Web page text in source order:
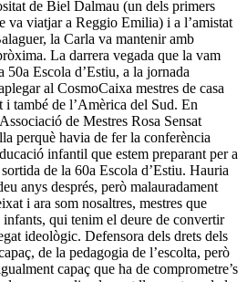
de Biel Dalmau (un dels primers
va viat­jar a Reggio Emilia) i a l’amistat
la Carla va mantenir amb
La darrera vegada que la vam
50a Escola d’Estiu, a la jornada
al CosmoCaixa mestres de casa
i també de l’Amèrica del Sud. En
de Mestres Rosa Sensat
perquè havia de fer la conferència
infantil que estem preparant per a
de la 60a Escola d’Estiu. Hauria
anys després, però malauradament
i ara som nosaltres, mestres que
infants, qui tenim el deure de convertir
ideològic. Defensora dels drets dels
de la pedagogia de l’escolta, però
capaç que ha de comprometre’s